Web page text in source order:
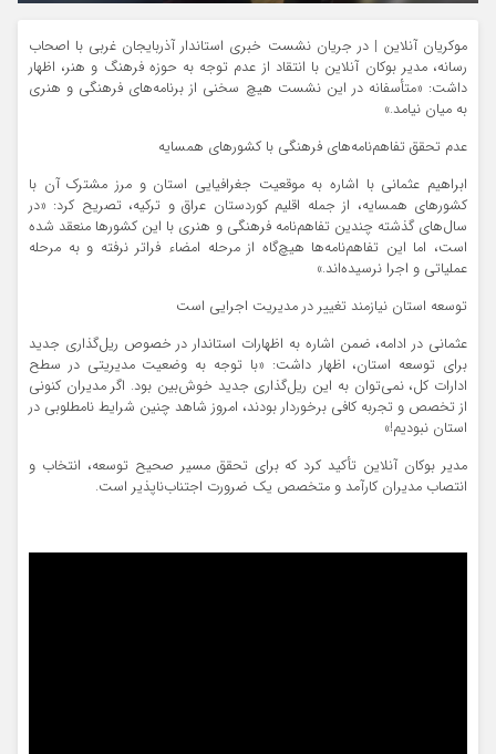
موکریان آنلاین | در جریان نشست خبری استاندار آذربایجان غربی با اصحاب
رسانه، مدیر بوکان آنلاین با انتقاد از عدم توجه به حوزه فرهنگ و هنر، اظهار
داشت: «متأسفانه در این نشست هیچ سخنی از برنامه‌های فرهنگی و هنری
به میان نیامد.»
عدم تحقق تفاهم‌نامه‌های فرهنگی با کشورهای همسایه
ابراهیم عثمانی با اشاره به موقعیت جغرافیایی استان و مرز مشترک آن با
کشورهای همسایه، از جمله اقلیم کوردستان عراق و ترکیه، تصریح کرد: «در
سال‌های گذشته چندین تفاهم‌نامه فرهنگی و هنری با این کشورها منعقد شده
است، اما این تفاهم‌نامه‌ها هیچ‌گاه از مرحله امضاء فراتر نرفته و به مرحله
عملیاتی و اجرا نرسیده‌اند.»
توسعه استان نیازمند تغییر در مدیریت اجرایی است
عثمانی در ادامه، ضمن اشاره به اظهارات استاندار در خصوص ریل‌گذاری جدید
برای توسعه استان، اظهار داشت: «با توجه به وضعیت مدیریتی در سطح
ادارات کل، نمی‌توان به این ریل‌گذاری جدید خوش‌بین بود. اگر مدیران کنونی
از تخصص و تجربه کافی برخوردار بودند، امروز شاهد چنین شرایط نامطلوبی در
استان نبودیم!»
مدیر بوکان آنلاین تأکید کرد که برای تحقق مسیر صحیح توسعه، انتخاب و
انتصاب مدیران کارآمد و متخصص یک ضرورت اجتناب‌ناپذیر است.